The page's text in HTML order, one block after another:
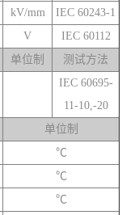
kV/mm
IEC 60243-1
V
IEC 60112
单位制 测试方法
IEC 60695-
11-10,-20
单位制
℃
℃
℃